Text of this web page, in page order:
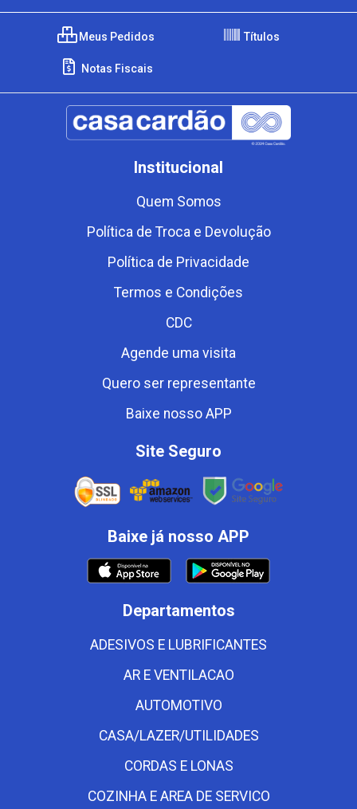
Meus Pedidos Títulos
Notas Fiscais
Institucional
Quem Somos
Política de Troca e Devolução
Política de Privacidade
Termos e Condições
CDC
Agende uma visita
Quero ser representante
Baixe nosso APP
Site Seguro
Baixe já nosso APP
Departamentos
ADESIVOS E LUBRIFICANTES
AR E VENTILACAO
AUTOMOTIVO
CASA/LAZER/UTILIDADES
CORDAS E LONAS
COZINHA E AREA DE SERVICO